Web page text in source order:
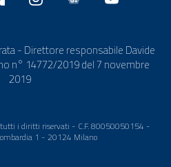
- Direttore responsabile Davide
n° 14772/2019 del 7 novembre
2019
tutti i diritti riservati - C.F. 80050050154 -
1 - 20124 Milano